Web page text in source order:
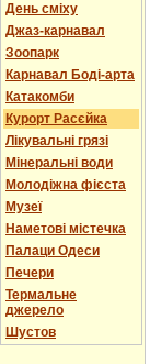
День сміху
Джаз-карнавал
Зоопарк
Карнавал Боді-арта
Катакомби
Курорт Расєйка
Лікувальні грязі
Мінеральні води
Молодіжна фієста
Музеї
Наметові містечка
Палаци Одеси
Печери
Термальне
джерело
Шустов